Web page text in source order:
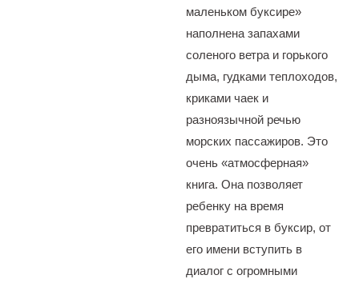
маленьком буксире»
наполнена запахами
соленого ветра и горького
дыма, гудками теплоходов,
криками чаек и
разноязычной речью
морских пассажиров. Это
очень «атмосферная»
книга. Она позволяет
ребенку на время
превратиться в буксир, от
его имени вступить в
диалог с огромными